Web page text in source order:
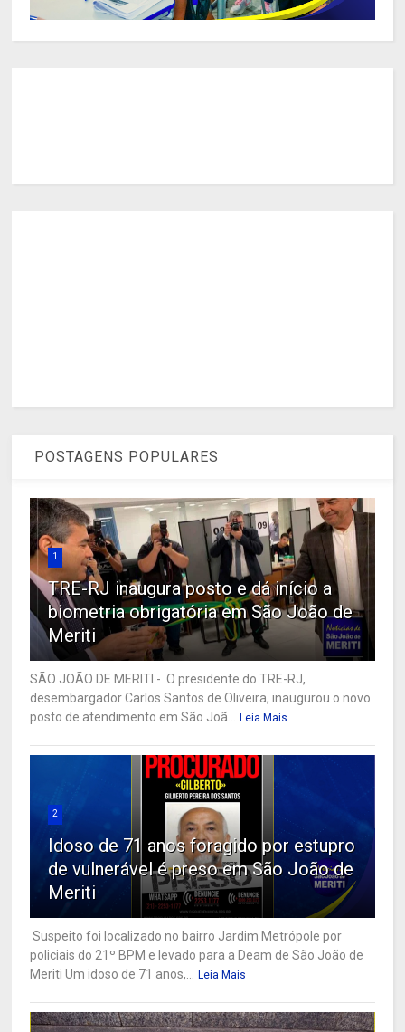
POSTAGENS POPULARES
1
TRE-RJ inaugura posto e dá início a
biometria obrigatória em São João de
Meriti
SÃO JOÃO DE MERITI - O presidente do TRE-RJ,
desembargador Carlos Santos de Oliveira, inaugurou o novo
posto de atendimento em São Joã... Leia Mais
2
Idoso de 71 anos foragido por estupro
de vulnerável é preso em São João de
Meriti
Suspeito foi localizado no bairro Jardim Metrópole por
policiais do 21º BPM e levado para a Deam de São João de
Meriti Um idoso de 71 anos,... Leia Mais